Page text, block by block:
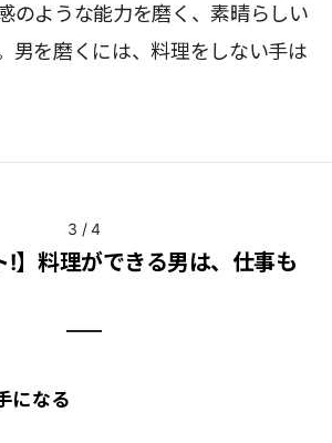
のような能力を磨く、素晴らしい
男を磨くには、料理をしない手は
3 /4
!】料理ができる男は、仕事も
になる